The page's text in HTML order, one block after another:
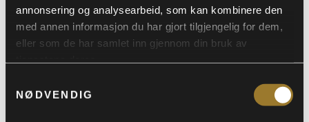
annonsering og analysearbeid, som kan kombinere den
med annen informasjon du har gjort tilgjengelig for dem,
eller som de har samlet inn gjennom din bruk av
NØDVENDIG